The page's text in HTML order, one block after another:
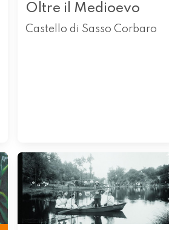
Oltre il Medioevo
Castello di Sasso Corbaro